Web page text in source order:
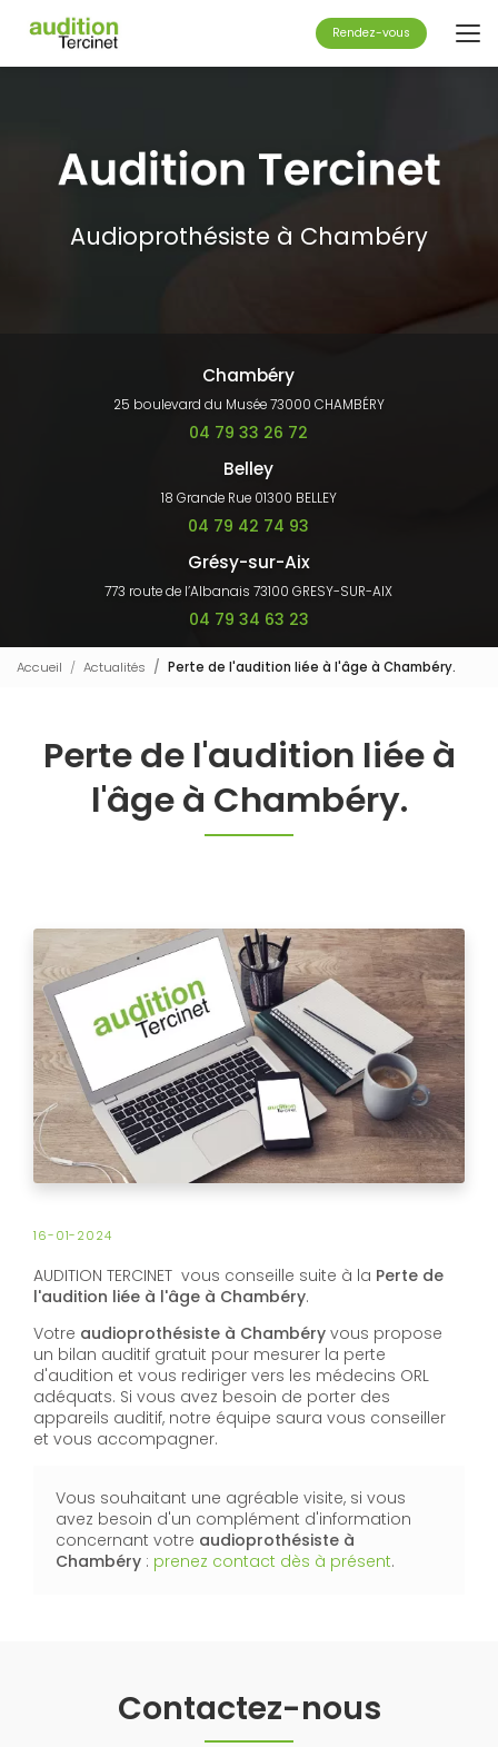
contenu
principal
Rendez-vous
Audioprothésiste à Chambéry
Chambéry
25 boulevard du Musée 73000 CHAMBÉRY
04 79 33 26 72
Belley
18 Grande Rue 01300 BELLEY
04 79 42 74 93
Grésy-sur-Aix
773 route de l’Albanais 73100 GRESY-SUR-AIX
04 79 34 63 23
Accueil Actualités Perte de l'audition liée à l'âge à Chambéry.
Perte de l'audition liée à
l'âge à Chambéry.
16-01-2024
AUDITION TERCINET vous conseille suite à la Perte de
l'audition liée à l'âge à Chambéry.
Votre audioprothésiste à Chambéry vous propose
un bilan auditif gratuit pour mesurer la perte
d'audition et vous rediriger vers les médecins ORL
adéquats. Si vous avez besoin de porter des
appareils auditif, notre équipe saura vous conseiller
et vous accompagner.
Vous souhaitant une agréable visite, si vous
avez besoin d'un complément d'information
concernant votre audioprothésiste à
Chambéry : prenez contact dès à présent.
Contactez-nous